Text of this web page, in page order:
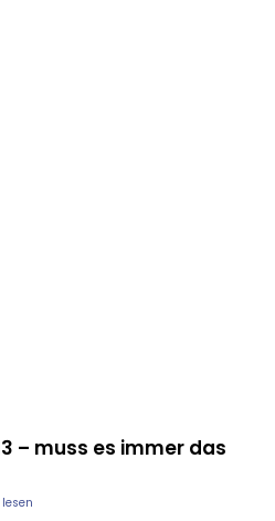
– muss es immer das